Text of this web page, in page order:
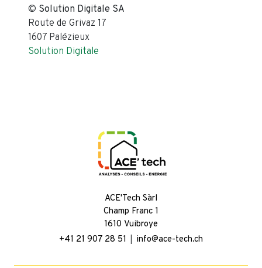
© Solution Digitale SA
Route de Grivaz 17
1607 Palézieux
Solution Digitale
ACE'Tech Sàrl
Champ Franc 1
1610 Vuibroye
+41 21 907 28 51 | info@ace-tech.ch